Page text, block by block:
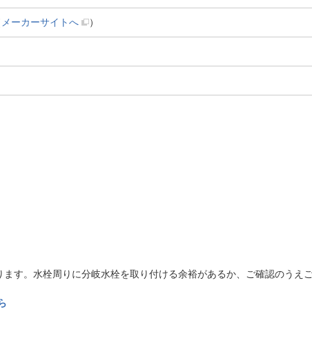
メーカーサイトへ ）
す。水栓周りに分岐水栓を取り付ける余裕があるか、ご確認のうえご